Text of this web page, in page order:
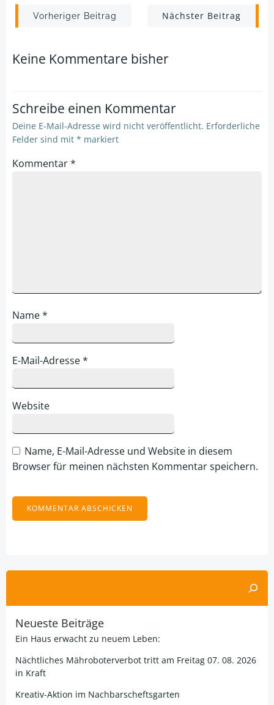
Post
navigation
Vorheriger Beitrag
Post
navigation
Nächster Beitrag
Keine Kommentare bisher
Schreibe einen Kommentar
Deine E-Mail-Adresse wird nicht veröffentlicht. Erforderliche
Felder sind mit * markiert
Kommentar*
Name*
E-Mail-Adresse*
Website
Name, E-Mail-Adresse und Website in diesem
Browser für meinen nächsten Kommentar speichern.
Neueste Beiträge
Ein Haus erwacht zu neuem Leben:
Nächtliches Mähroboterverbot tritt am Freitag 07. 08. 2026
in Kraft
Kreativ-Aktion im Nachbarscheftsgarten